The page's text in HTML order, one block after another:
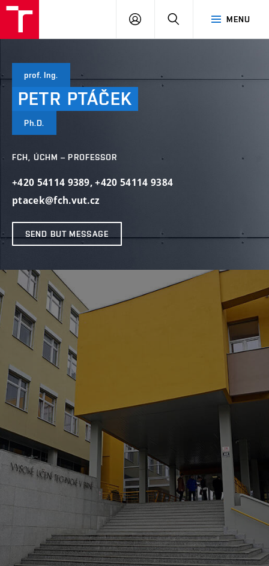
MENU
LOG
SEARCH
prof. Ing.
PETR PTÁČEK
Ph.D.
FCH, ÚCHM – PROFESSOR
+420 54114 9389,+420 54114 9384
ptacek@fch.vut.cz
SEND BUT MESSAGE